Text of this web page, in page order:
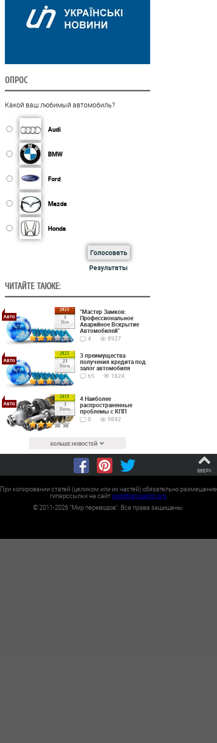
ОПРОС
Какой ваш любимый автомобиль?
Audi
BMW
Ford
Mazda
Honda
Голосовать
Результаты
ЧИТАЙТЕ ТАКЖЕ:
2023
1
Ноя
Авто
"Мастер Замков:
Профессиональное
Аварийное Вскрытие
Автомобилей"
4
8927
2023
23
Июль
Авто
3 преимущества
получения кредита под
залог автомобиля
65
1824
2019
3
Июнь
Авто
4 Наиболее
распространенные
проблемы с КПП
0
9842
БОЛЬШЕ НОВОСТЕЙ
ВВЕРХ
При копировании статей (целиком или их частей) обязательно размещение
гиперссылки на сайтworldtranslation.org.
©2011-2026 "Мир переводов". Все права защищены.